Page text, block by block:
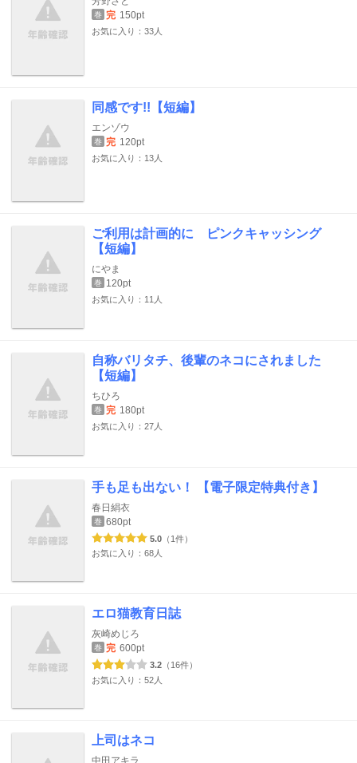
巻 完 150pt
お気に入り：33人
同感です!!【短編】
エンゾウ
巻 完 120pt
お気に入り：13人
ご利用は計画的に ピンクキャッシング
【短編】
にやま
巻 120pt
お気に入り：11人
自称バリタチ、後輩のネコにされました
【短編】
ちひろ
巻 完 180pt
お気に入り：27人
手も足も出ない！ 【電子限定特典付き】
春日絹衣
巻 680pt
5.0 （1件）
お気に入り：68人
エロ猫教育日誌
灰崎めじろ
巻 完 600pt
3.2 （16件）
お気に入り：52人
上司はネコ
中田アキラ